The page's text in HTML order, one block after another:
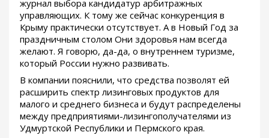
журнал выбора кандидатур арбитражных
управляющих. К тому же сейчас конкуренция в
Крыму практически отсутствует. А в Новый Год за
праздничным столом Они здоровья нам всегда
желают. Я говорю, да-да, о внутреннем туризме,
который России нужно развивать.
В компании пояснили, что средства позволят ей
расширить спектр лизинговых продуктов для
малого и среднего бизнеса и будут распределены
между предприятиями-лизингополучателями из
Удмуртской Республики и Пермского края.